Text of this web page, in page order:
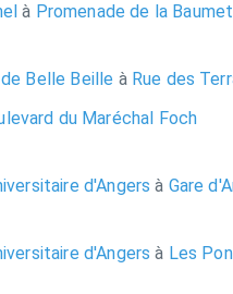
à Promenade de la
Belle Beille àRue des
du Maréchal Foch
d'Angersà Gare
d'Angersà Les